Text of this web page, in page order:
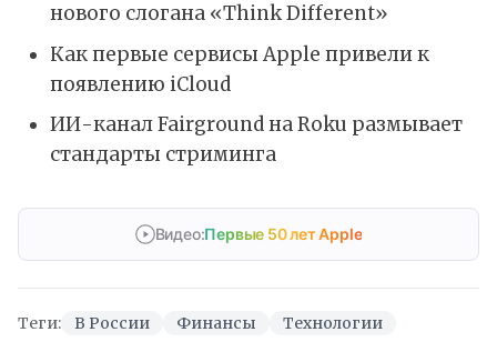
нового слогана «Think Different»
Как первые сервисы Apple привели к
появлению iCloud
ИИ-канал Fairground на Roku размывает
стандарты стриминга
Видео:Первые 50 лет Apple
Теги: В России Финансы Технологии